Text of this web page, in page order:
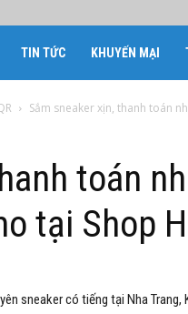
TIN TỨC KHUYẾN MẠI
Sắm sneaker xịn, thanh toán
toán
tại Shop
sneaker có tiếng tại Nha Trang,